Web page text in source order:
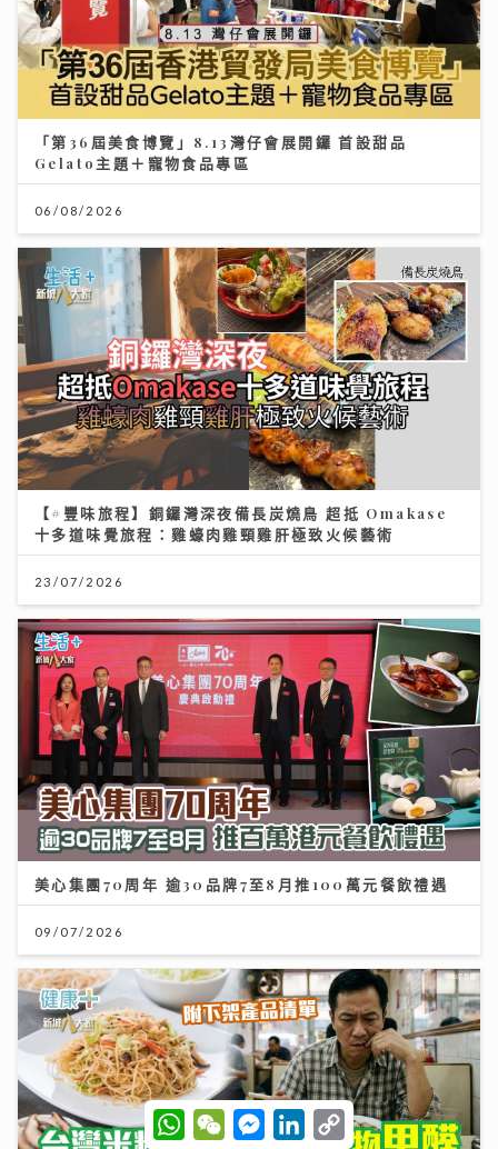
「第36屆美食博覽」8.13灣仔會展開鑼 首設甜品
Gelato主題＋寵物食品專區
06/08/2026
【#豐味旅程】銅鑼灣深夜備長炭燒鳥 超抵 Omakase
十多道味覺旅程：雞蠔肉雞頸雞肝極致火候藝術
23/07/2026
美心集團70周年 逾30品牌7至8月推100萬元餐飲禮遇
09/07/2026
W
h
W
e
M
e
L
C
o